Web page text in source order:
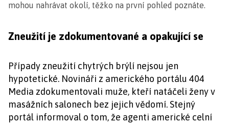
mohou nahrávat okolí, těžko na první pohled poznáte.
Zneužití je zdokumentované a opakující se
Případy zneužití chytrých brýlí nejsou jen
hypotetické. Novináři z amerického portálu 404
Media zdokumentovali muže, kteří natáčeli ženy v
masážních salonech bez jejich vědomí. Stejný
portál informoval o tom, že agenti americké celní